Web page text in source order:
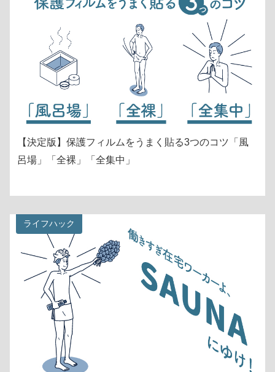
【決定版】保護フィルムをうまく貼る3つのコツ「風
呂場」「全裸」「全集中」
ライフハック